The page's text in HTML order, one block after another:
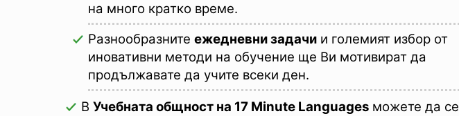
на много кратко време.
Разнообразните ежедневни задачи и големият избор от
иновативни методи на обучение ще Ви мотивират да
продължавате да учите всеки ден.
В Учебната общност на 17 Minute Languages можете да се